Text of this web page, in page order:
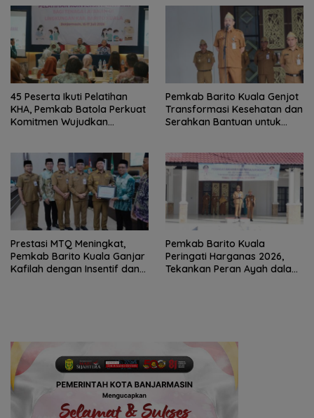
45 Peserta Ikuti Pelatihan
KHA, Pemkab Batola Perkuat
Komitmen Wujudkan
Pemkab Barito Kuala Genjot
Transformasi Kesehatan dan
Serahkan Bantuan untuk
Prestasi MTQ Meningkat,
Pemkab Barito Kuala Ganjar
Kafilah dengan Insentif dan
Pemkab Barito Kuala
Peringati Harganas 2026,
Tekankan Peran Ayah dalam